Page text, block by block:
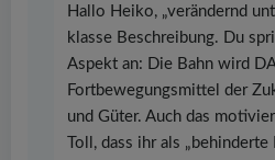
Hallo Heiko, „verändernd
klasse Beschreibung. Du
Aspekt an: Die Bahn wird
Fortbewegungsmittel der
und Güter. Auch das
Toll, dass ihr als „behinderte